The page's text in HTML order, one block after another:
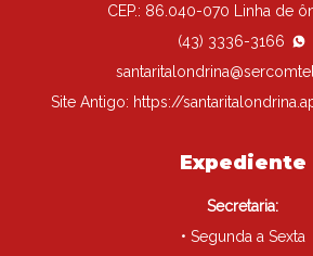
CEP.: 86.040-070 Linha de
(43) 3336-3166
Site Antigo: https://
Expediente
Secretaria:
• Segunda a Sexta